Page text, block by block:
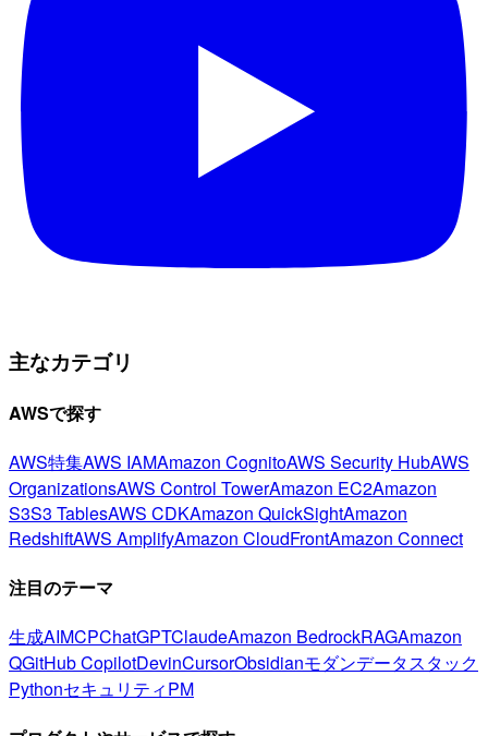
主なカテゴリ
AWSで探す
AWS特集AWS IAMAmazon CognitoAWS Security HubAWS
OrganizationsAWS Control TowerAmazon EC2Amazon
S3S3 TablesAWS CDKAmazon QuickSightAmazon
RedshiftAWS AmplifyAmazon CloudFrontAmazon Connect
注目のテーマ
生成AIMCPChatGPTClaudeAmazon BedrockRAGAmazon
QGitHub CopilotDevinCursorObsidianモダンデータスタック
PythonセキュリティPM